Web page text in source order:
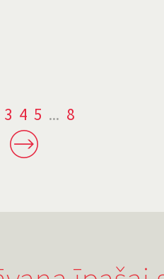
3 4 5 ... 8